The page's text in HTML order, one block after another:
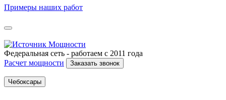
Примеры наших работ
Федеральная сеть - работаем с 2011 года
Расчет мощности
Заказать звонок
Чебоксары